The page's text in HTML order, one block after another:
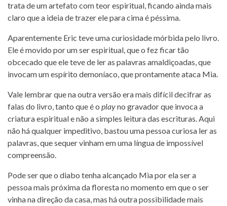
trata de um artefato com teor espiritual, ficando ainda mais
claro que a ideia de trazer ele para cima é péssima.
Aparentemente Eric teve uma curiosidade mórbida pelo livro.
Ele é movido por um ser espiritual, que o fez ficar tão
obcecado que ele teve de ler as palavras amaldiçoadas, que
invocam um espírito demoníaco, que prontamente ataca Mia.
Vale lembrar que na outra versão era mais difícil decifrar as
falas do livro, tanto que é o playno gravador que invoca a
criatura espiritual e não a simples leitura das escrituras. Aqui
não há qualquer impeditivo, bastou uma pessoa curiosa ler as
palavras, que sequer vinham em uma língua de impossível
compreensão.
Pode ser que o diabo tenha alcançado Mia por ela ser a
pessoa mais próxima da floresta no momento em que o ser
vinha na direção da casa, mas há outra possibilidade mais